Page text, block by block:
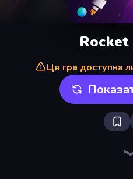
Rocket
Ця гра доступна